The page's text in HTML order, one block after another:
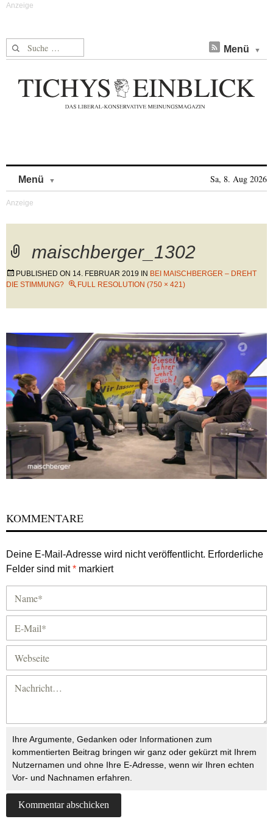
Suche nach: Menü
Menü Sa, 8. Aug 2026
maischberger_1302
PUBLISHED ON 14. FEBRUAR 2019 IN BEI MAISCHBERGER – DREHT
DIE STIMMUNG?
FULL RESOLUTION (750 × 421)
KOMMENTARE
Deine E-Mail-Adresse wird nicht veröffentlicht. Erforderliche
Felder sind mit* markiert
Ihre Argumente, Gedanken oder Informationen zum
kommentierten Beitrag bringen wir ganz oder gekürzt mit Ihrem
Nutzernamen und ohne Ihre E-Adresse, wenn wir Ihren echten
Vor- und Nachnamen erfahren.